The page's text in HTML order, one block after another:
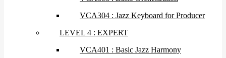
VCA304 : Jazz Keyboard for Producer
LEVEL 4 : EXPERT
VCA401 : Basic Jazz Harmony